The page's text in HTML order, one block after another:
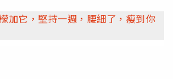
加它，堅持一週，腰細了，瘦到你